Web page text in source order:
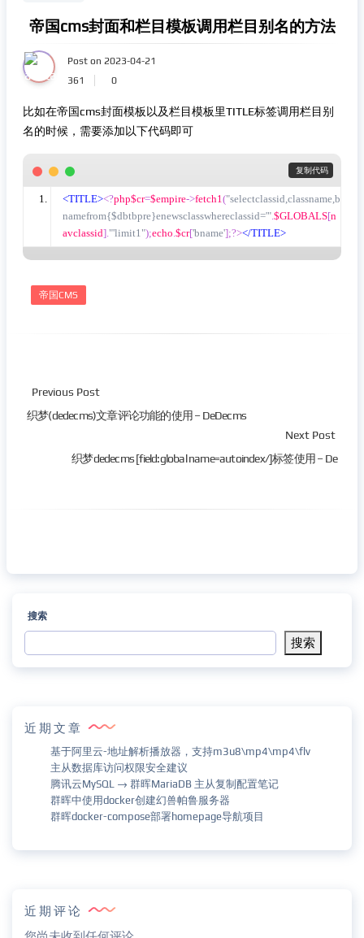
帝国cms封面和栏目模板调用栏目别名的方法
Post on 2023-04-21
361
0
比如在帝国cms封面模板以及栏目模板里TITLE标签调用栏目别
名的时候，需要添加以下代码即可
复制代码
<TITLE><?php$cr=$empire->fetch1("selectclassid,classname,b
namefrom{$dbtbpre}enewsclasswhereclassid='".$GLOBALS[n
avclassid]."'limit1");echo.$cr['bname'];?></TITLE>
帝国CMS
Previous Post
织梦(dedecms)文章评论功能的使用 – DeDecms
Next Post
织梦dedecms [field:global name=autoindex/]标签使用 – De
搜索
搜索
近期文章
基于阿里云-地址解析播放器，支持m3u8\mp4\mp4\flv
主从数据库访问权限安全建议
腾讯云MySQL → 群晖MariaDB 主从复制配置笔记
群晖中使用docker创建幻兽帕鲁服务器
群晖docker-compose部署homepage导航项目
近期评论